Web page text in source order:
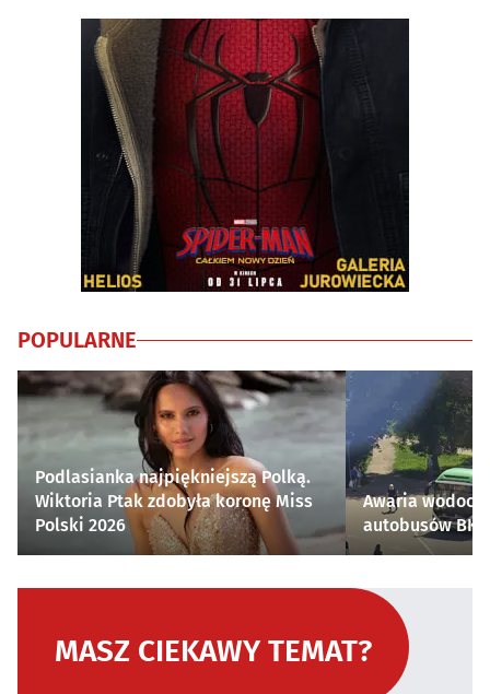
POPULARNE
Podlasianka najpiękniejszą Polką.
Wiktoria Ptak zdobyła koronę Miss
Polski 2026
Awaria
autobusów
MASZ CIEKAWY TEMAT?